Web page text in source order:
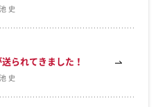
史
史
られてきました！